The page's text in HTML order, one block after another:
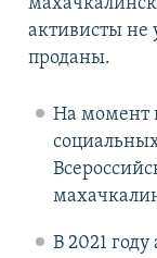
активисты не
проданы.
На момент
В 2021